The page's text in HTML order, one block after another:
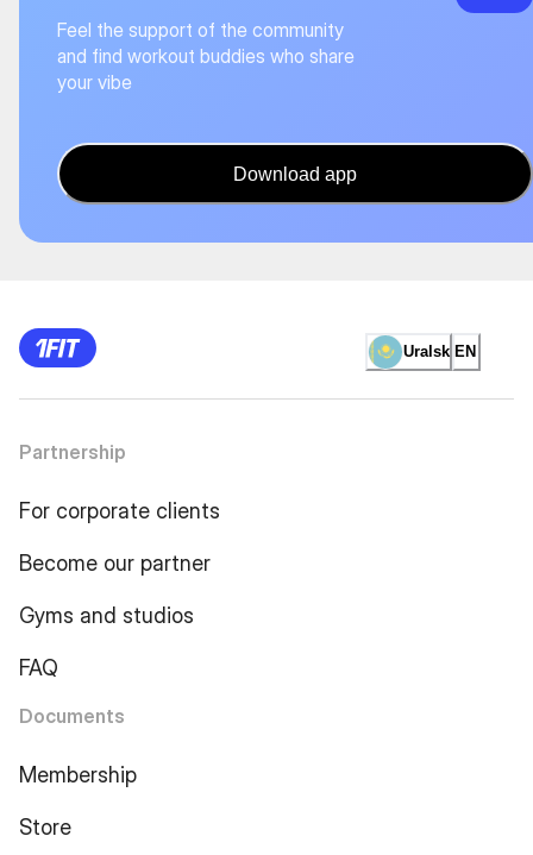
Feel the support of the community
and find workout buddies who share
your vibe
Download app
Uralsk EN
Partnership
For corporate clients
Become our partner
Gyms and studios
FAQ
Documents
Membership
Store